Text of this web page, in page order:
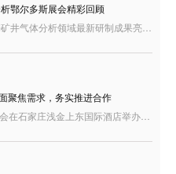
鄂尔多斯展会精彩回顾
聚焦需求，务实推进合作